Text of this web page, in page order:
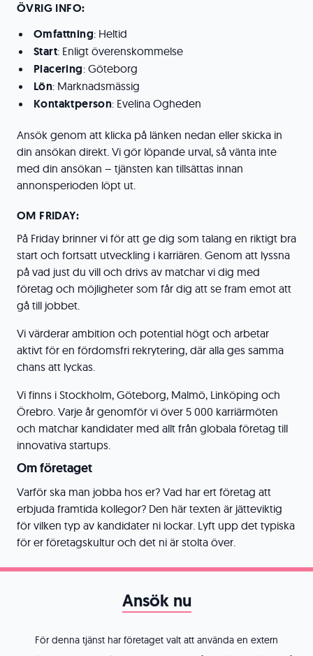
ÖVRIG INFO:
Omfattning: Heltid
Start: Enligt överenskommelse
Placering: Göteborg
Lön: Marknadsmässig
Kontaktperson: Evelina Ogheden
Ansök genom att klicka på länken nedan eller skicka in
din ansökan direkt. Vi gör löpande urval, så vänta inte
med din ansökan – tjänsten kan tillsättas innan
annonsperioden löpt ut.
OM FRIDAY:
På Friday brinner vi för att ge dig som talang en riktigt bra
start och fortsatt utveckling i karriären. Genom att lyssna
på vad just du vill och drivs av matchar vi dig med
företag och möjligheter som får dig att se fram emot att
gå till jobbet.
Vi värderar ambition och potential högt och arbetar
aktivt för en fördomsfri rekrytering, där alla ges samma
chans att lyckas.
Vi finns i Stockholm, Göteborg, Malmö, Linköping och
Örebro. Varje år genomför vi över 5 000 karriärmöten
och matchar kandidater med allt från globala företag till
innovativa startups.
Om företaget
Varför ska man jobba hos er? Vad har ert företag att
erbjuda framtida kollegor? Den här texten är jätteviktig
för vilken typ av kandidater ni lockar. Lyft upp det typiska
för er företagskultur och det ni är stolta över.
Ansök nu
För denna tjänst har företaget valt att använda en extern